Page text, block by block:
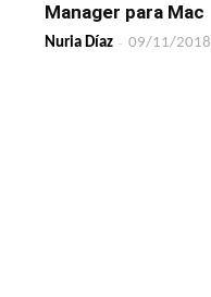
Manager para Mac
Nuria Díaz - 09/11/2018